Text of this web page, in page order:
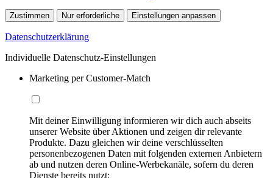
Zustimmen Nur erforderliche Einstellungen anpassen
Datenschutzerklärung
Individuelle Datenschutz-Einstellungen
Marketing per Customer-Match
Mit deiner Einwilligung informieren wir dich auch abseits
unserer Website über Aktionen und zeigen dir relevante
Produkte. Dazu gleichen wir deine verschlüsselten
personenbezogenen Daten mit folgenden externen Anbietern
ab und nutzen deren Online-Werbekanäle, sofern du deren
Dienste bereits nutzt: